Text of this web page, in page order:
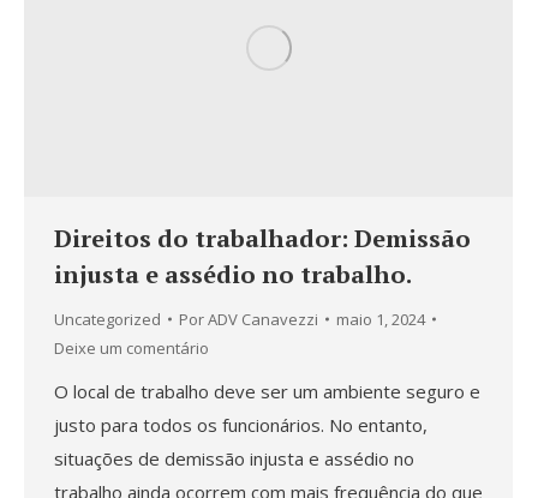
Direitos do trabalhador: Demissão
injusta e assédio no trabalho.
Uncategorized PorADV Canavezzi
maio 1, 2024
Deixe um comentário
O local de trabalho deve ser um ambiente seguro e
justo para todos os funcionários. No entanto,
situações de demissão injusta e assédio no
trabalho ainda ocorrem com mais frequência do que